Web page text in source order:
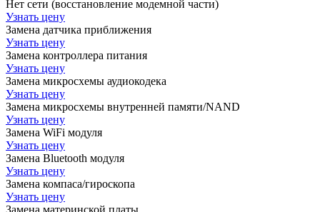
Нет сети (восстановление модемной части)
Узнать цену
Замена датчика приближения
Узнать цену
Замена контроллера питания
Узнать цену
Замена микросхемы аудиокодека
Узнать цену
Замена микросхемы внутренней памяти/NAND
Узнать цену
Замена WiFi модуля
Узнать цену
Замена Bluetooth модуля
Узнать цену
Замена компаса/гироскопа
Узнать цену